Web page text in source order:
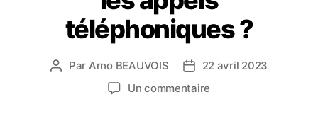
téléphoniques ?
Auteur
Par Arno BEAUVOIS
Date
de
22 avril 2023
Un commentaire